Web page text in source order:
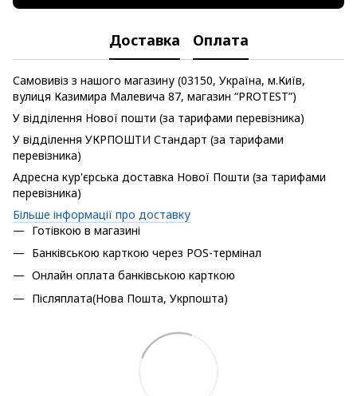
Доставка Оплата
Самовивіз з нашого магазину (03150, Україна, м.Київ,
вулиця Казимира Малевича 87, магазин “PROTEST”)
У відділення Нової пошти (за тарифами перевізника)
У відділення УКРПОШТИ Стандарт (за тарифами
перевізника)
Адресна кур'єрська доставка Нової Пошти (за тарифами
перевізника)
Більше інформації про доставку
Готівкою в магазині
Банківською карткою через POS-термінал
Онлайн оплата банківською карткою
Післяплата(Нова Пошта, Укрпошта)